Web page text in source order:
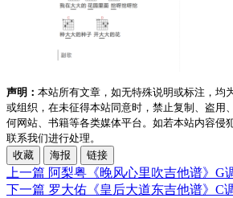
声明： 本站所有文章，如无特殊说明或标注，均
或组织，在未征得本站同意时，禁止复制、盗用
何网站、书籍等各类媒体平台。如若本站内容侵
联系我们进行处理。
收藏
海报 链接
上一篇 阿梨粤《晚风心里吹吉他谱》G
下一篇 罗大佑《皇后大道东吉他谱》C